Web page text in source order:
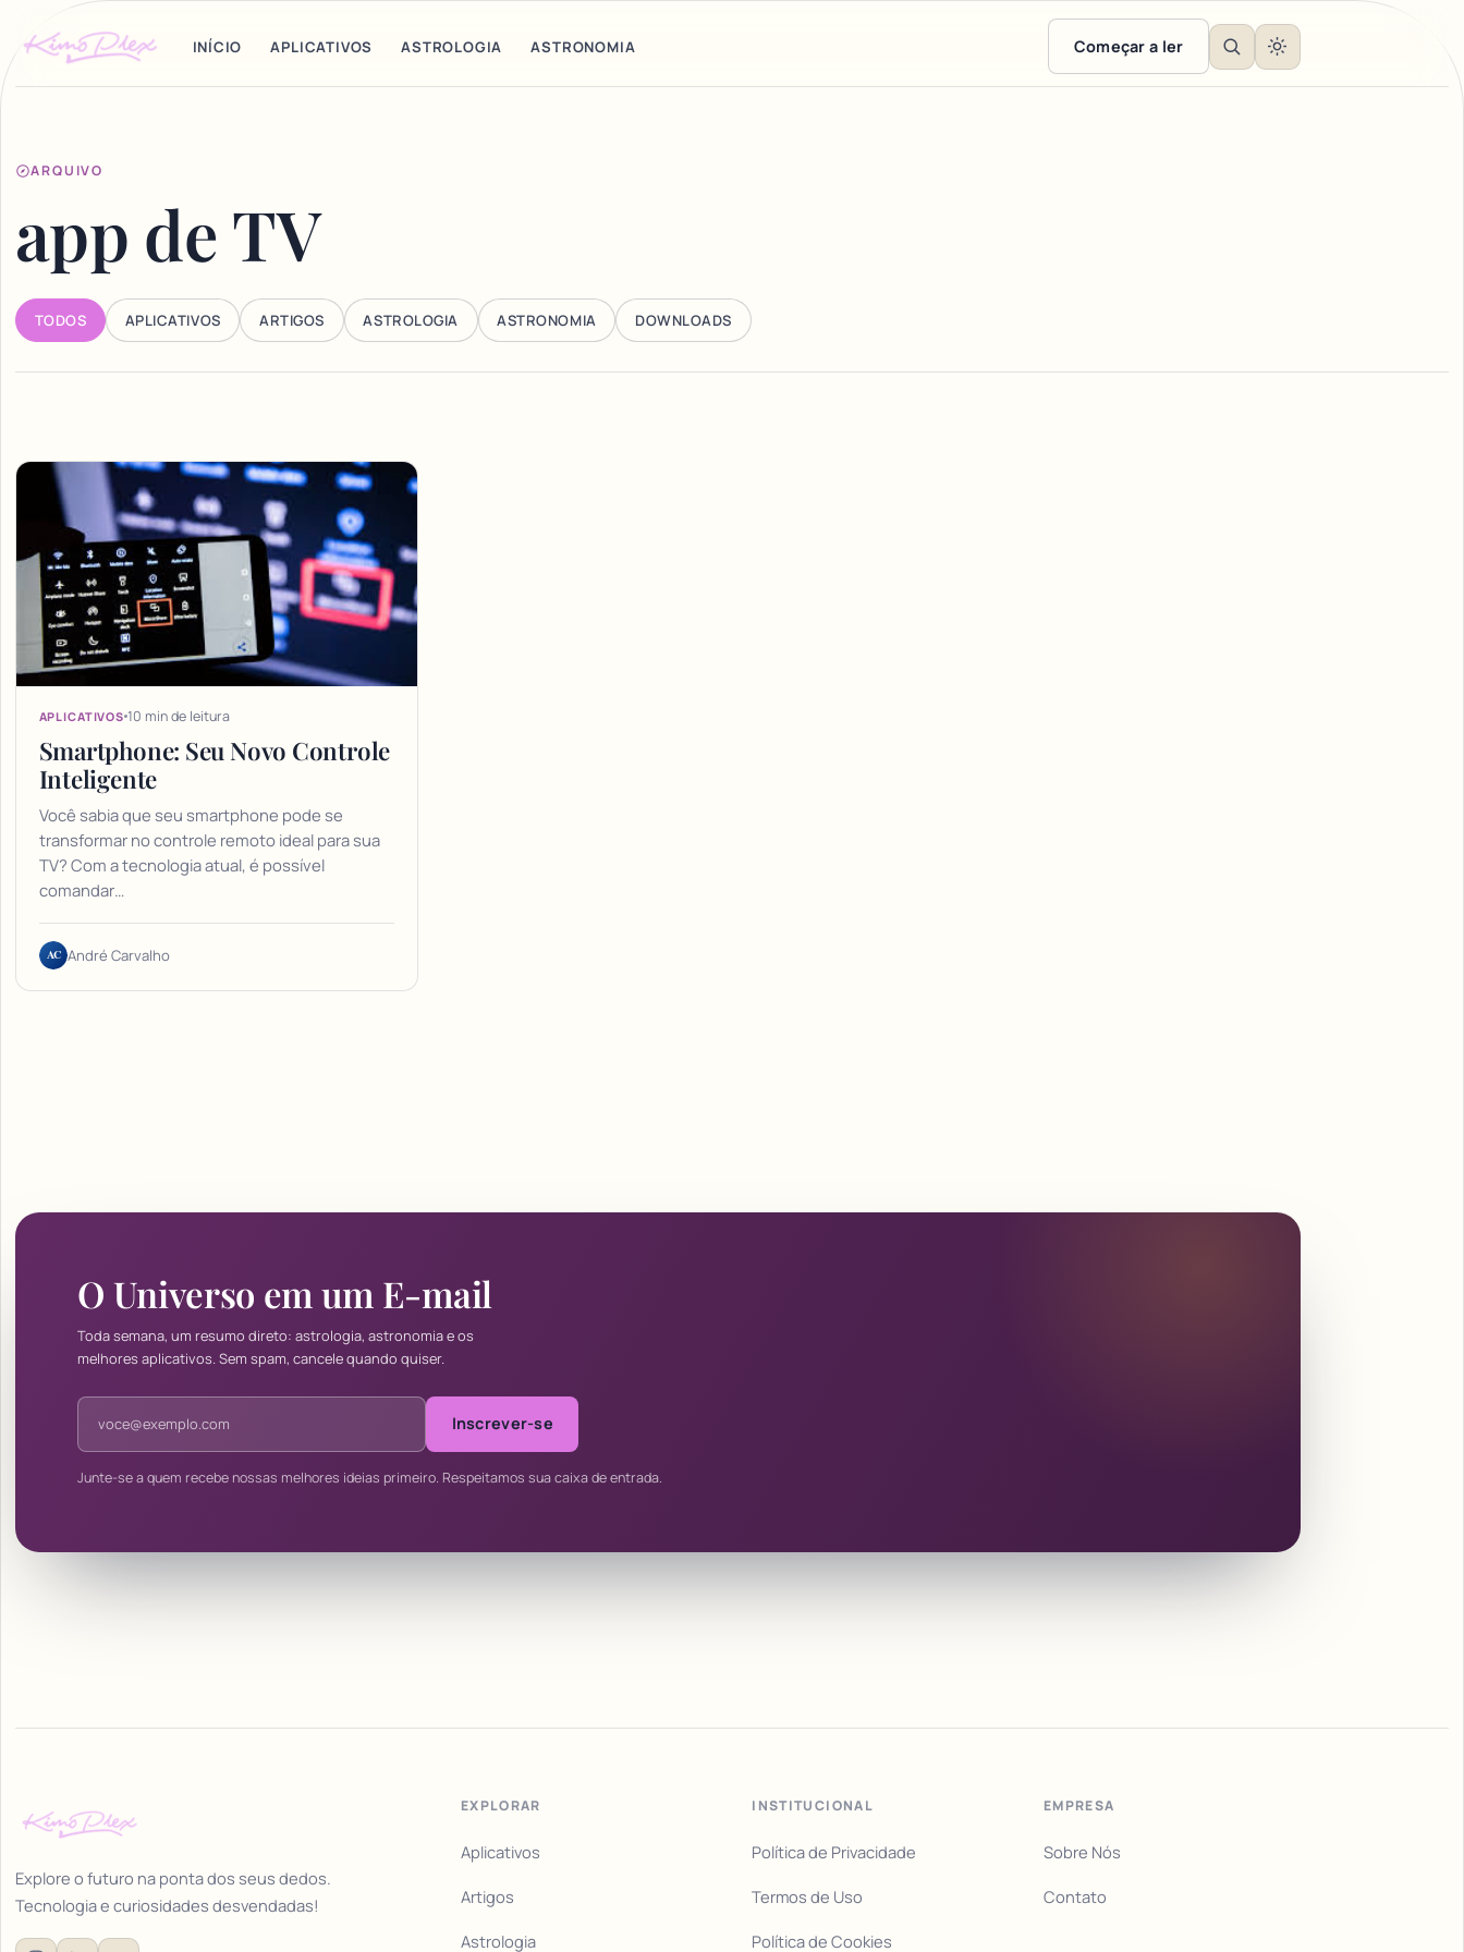
INÍCIO APLICATIVOS ASTROLOGIA ASTRONOMIA Começar a ler
ARQUIVO
app de TV
TODOS APLICATIVOS ARTIGOS ASTROLOGIA ASTRONOMIA DOWNLOADS
Articles
APLICATIVOS 10 min de leitura
Smartphone: Seu Novo Controle
Inteligente
Você sabia que seu smartphone pode se
transformar no controle remoto ideal para sua
TV? Com a tecnologia atual, é possível
comandar…
AC André Carvalho
O Universo em um E-mail
Toda semana, um resumo direto: astrologia, astronomia e os
melhores aplicativos. Sem spam, cancele quando quiser.
Endereço de e-mail
Inscrever-se
Junte-se a quem recebe nossas melhores ideias primeiro. Respeitamos sua caixa de entrada.
Explore o futuro na ponta dos seus dedos.
Tecnologia e curiosidades desvendadas!
EXPLORAR
Aplicativos
Artigos
Astrologia
INSTITUCIONAL
Política de Privacidade
Termos de Uso
Política de Cookies
EMPRESA
Sobre Nós
Contato